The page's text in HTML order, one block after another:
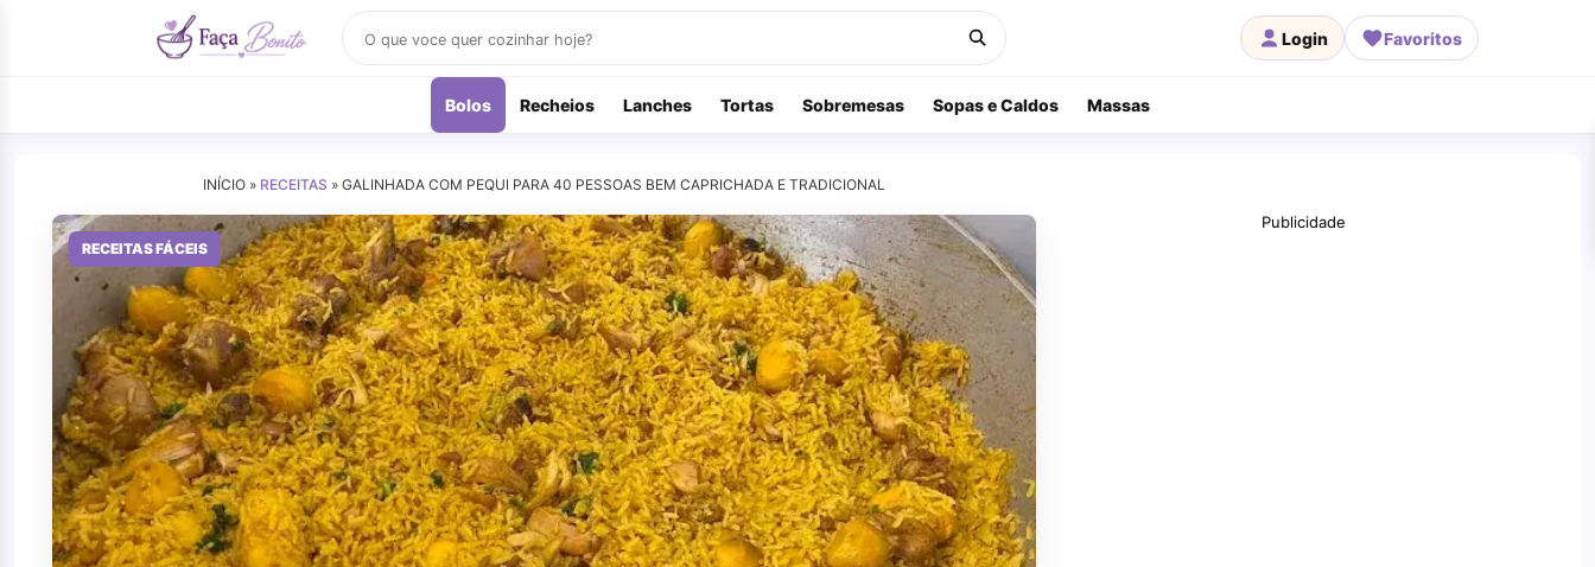
receitas
Login Favoritos
Bolos Recheios Lanches Tortas Sobremesas Sopas e Caldos Massas
INÍCIO » RECEITAS »GALINHADA COM PEQUI PARA 40 PESSOAS BEM CAPRICHADA E TRADICIONAL
RECEITAS FÁCEIS
Publicidade